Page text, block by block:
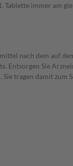
Tablette immer am
nach dem auf
Entsorgen Sie
tragen damit zum